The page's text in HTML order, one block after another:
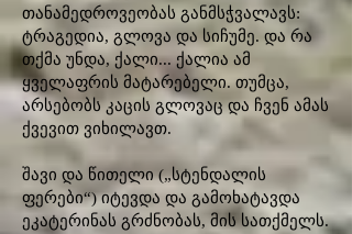
თანამედროვეობას განმსჭვალავს:
ტრაგედია, გლოვა და სიჩუმე. და რა
თქმა უნდა, ქალი... ქალია ამ
ყველაფრის მატარებელი. თუმცა,
არსებობს კაცის გლოვაც და ჩვენ ამას
ქვევით ვიხილავთ.
შავი და წითელი („სტენდალის
ფერები“) იტევდა და გამოხატავდა
ეკატერინას გრძნობას, მის სათქმელს.